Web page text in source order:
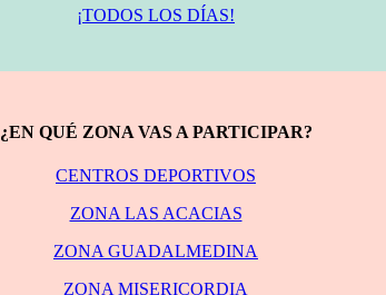
¡TODOS LOS DÍAS!
¿EN QUÉ ZONA VAS A PARTICIPAR?
CENTROS DEPORTIVOS
ZONA LAS ACACIAS
ZONA GUADALMEDINA
ZONA MISERICORDIA